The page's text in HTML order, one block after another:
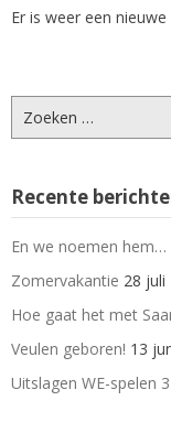
Er is weer een
Zoeken
naar:
Recente
En we noemen hem…
Zomervakantie 28 juli
Hoe gaat het met
Veulen geboren! 13
Uitslagen WE-spelen